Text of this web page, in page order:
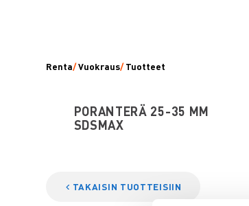
Renta/Vuokraus/ Tuotteet
PORANTERÄ 25-35 MM
SDSMAX
TAKAISIN TUOTTEISIIN